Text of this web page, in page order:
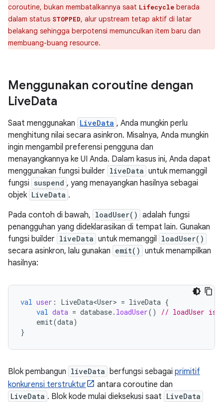
coroutine, bukan membatalkannya saat Lifecycle berada
dalam status STOPPED, alur upstream tetap aktif di latar
belakang sehingga berpotensi memunculkan item baru dan
membuang-buang resource.
Menggunakan coroutine dengan
LiveData
Saat menggunakan LiveData , Anda mungkin perlu
menghitung nilai secara asinkron. Misalnya, Anda mungkin
ingin mengambil preferensi pengguna dan
menayangkannya ke UI Anda. Dalam kasus ini, Anda dapat
menggunakan fungsi builder liveData untuk memanggil
fungsi suspend , yang menayangkan hasilnya sebagai
objek LiveData .
Pada contoh di bawah, loadUser() adalah fungsi
penangguhan yang dideklarasikan di tempat lain. Gunakan
fungsi builder liveData untuk memanggil loadUser()
secara asinkron, lalu gunakan emit() untuk menampilkan
hasilnya:
val user : LiveData<User> = liveData {
val data = database. loadUser()
// loadUser is
emit(data)
}
Blok pembangun liveData berfungsi sebagai primitif
konkurensi terstruktur
antara coroutine dan
LiveData . Blok kode mulai dieksekusi saat LiveData